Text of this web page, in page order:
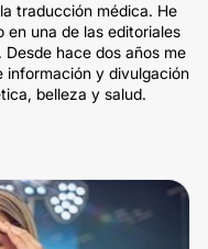
traducción médica. He
en una de las editoriales
hace dos años me
y divulgación
belleza y salud.